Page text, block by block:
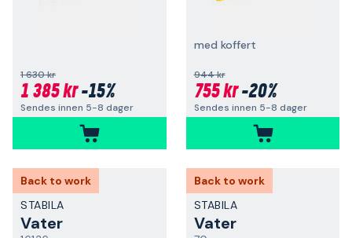
1 630 kr
1 385 kr-15%
Sendes innen 5-8 dager
med koffert
944 kr
755 kr-20%
Sendes innen 5-8 dager
Back to work
STABILA
Vater
Back to work
STABILA
Vater